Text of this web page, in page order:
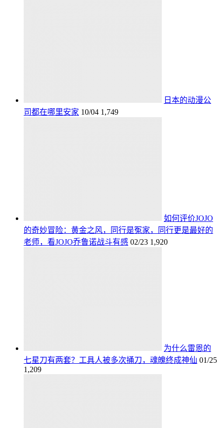
日本的动漫公
司都在哪里安家 10/04 1,749
如何评价JOJO
的奇妙冒险：黄金之风，同行是冤家，同行更是最好的
老师，看JOJO乔鲁诺战斗有感 02/23 1,920
为什么雷恩的
七星刀有两套？工具人被多次捅刀，魂魄终成神仙 01/25
1,209